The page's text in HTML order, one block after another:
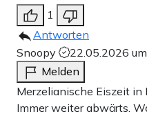
1
Antworten
Snoopy
22.05.2026
Melden
Merzelianische Eiszeit in
Immer weiter abwärts.